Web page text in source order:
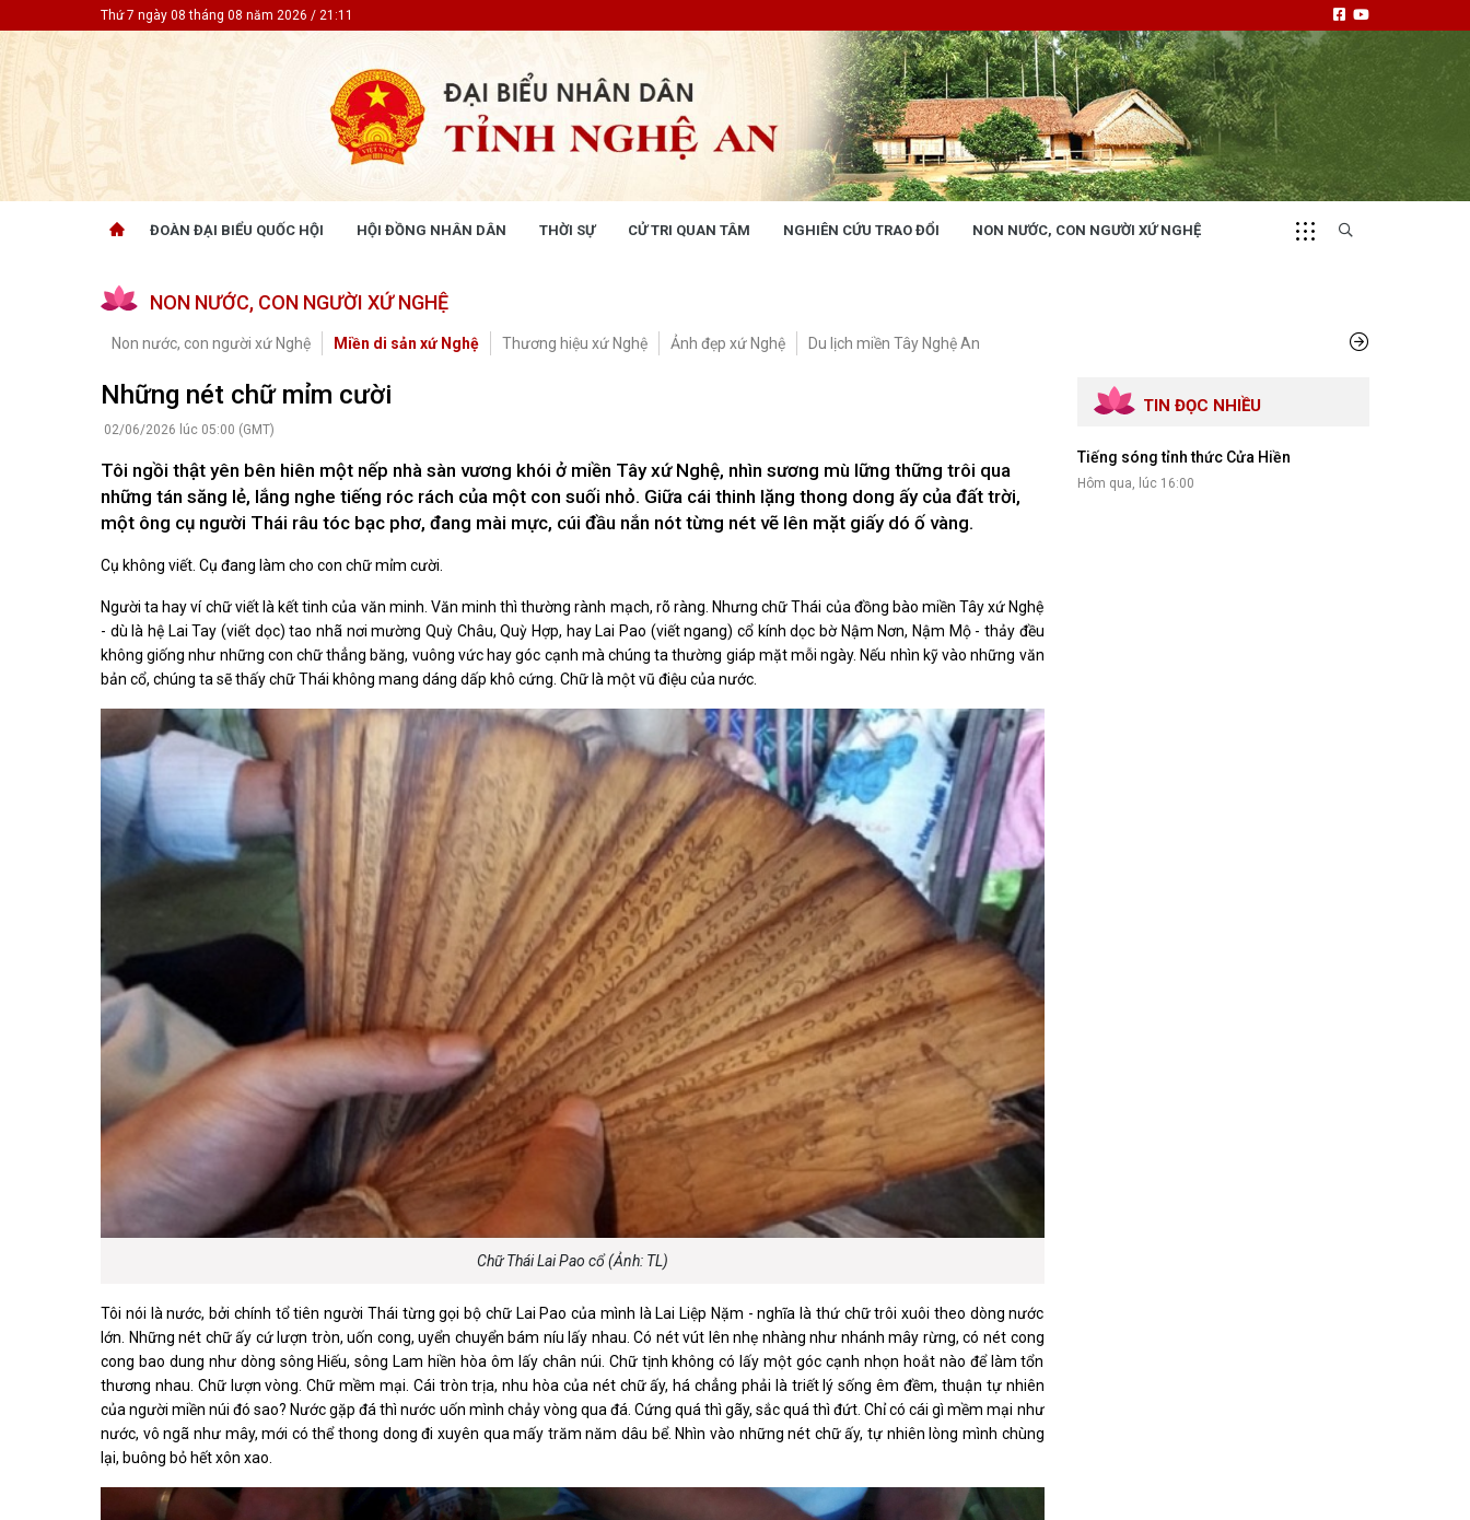
Thứ 7 ngày 08 tháng 08 năm 2026 / 21:11
ĐOÀN ĐẠI BIỂU QUỐC HỘI HỘI ĐỒNG NHÂN DÂN THỜI SỰ CỬ TRI QUAN TÂM NGHIÊN CỨU TRAO ĐỔI NON NƯỚC, CON NGƯỜI XỨ NGHỆ
Tin hoạt động
Tài liệu giám sát, khảo sát
Tin hoạt động
Tin hoạt động Văn phòng
Tin hoạt động Đảng, đoàn thể
CỬ TRI QUAN TÂM
Kiến nghị của cử tri với Đoàn ĐBQH tỉnh
Kiến nghị của cử tri với HĐND tỉnh
Văn bản tổng hợp trả lời KNCT
GÓP Ý XÂY DỰNG CHÍNH SÁCH,
PHÁP LUẬT
Góp ý xây dựng Chính Sách, Pháp Luật
XÂY DỰNG NÔNG THÔN MỚI
Xây dựng nông thôn mới
NHỊP CẦU ĐẦU TƯ
Nhịp cầu đầu tư
NGHIÊN CỨU - TRAO ĐỔI
Nghiên cứu - trao đổi
Kiến giải Nghệ An
NON NƯỚC, CON NGƯỜI XỨ NGHỆ
Miền di sản xứ Nghệ
Non nước, con người xứ Nghệ
Thương hiệu xứ Nghệ
Du lịch miền Tây Nghệ An - tiềm năng và
giải pháp phát triển
Ảnh đẹp xứ Nghệ
NHÌN RA TỈNH BẠN, XÃ BẠN
Nhìn ra tỉnh bạn, xã bạn
CUỘC SỐNG THƯỜNG NGÀY
Cuộc sống thường ngày
QUẢNG BÁ THƯƠNG HIỆU
Quảng bá thương hiệu
LIÊN KẾT NGOÀI
Youtube ĐBND tỉnh Nghệ An
Fanpage ĐBND tỉnh Nghệ An
Cổng thông tin điện tử tỉnh Nghệ An
Cổng thông tin điện tử Quốc hội
Cơ sở dữ liệu quốc gia về văn bản pháp
luật
Báo Đại biểu nhân dân
NON NƯỚC, CON NGƯỜI XỨ NGHỆ
Non nước, con người xứ Nghệ Miền di sản xứ Nghệ Thương hiệu xứ Nghệ Ảnh đẹp xứ Nghệ Du lịch miền Tây Nghệ An
Những nét chữ mỉm cười
02/06/2026 lúc 05:00 (GMT)
Tôi ngồi thật yên bên hiên một nếp nhà sàn vương khói ở miền Tây xứ Nghệ, nhìn sương mù lững thững trôi qua
những tán săng lẻ, lắng nghe tiếng róc rách của một con suối nhỏ. Giữa cái thinh lặng thong dong ấy của đất trời,
một ông cụ người Thái râu tóc bạc phơ, đang mài mực, cúi đầu nắn nót từng nét vẽ lên mặt giấy dó ố vàng.
Cụ không viết. Cụ đang làm cho con chữ mỉm cười.
Người ta hay ví chữ viết là kết tinh của văn minh. Văn minh thì thường rành mạch, rõ ràng. Nhưng chữ Thái của đồng bào miền Tây xứ Nghệ
- dù là hệ Lai Tay (viết dọc) tao nhã nơi mường Quỳ Châu, Quỳ Hợp, hay Lai Pao (viết ngang) cổ kính dọc bờ Nậm Nơn, Nậm Mộ - thảy đều
không giống như những con chữ thẳng băng, vuông vức hay góc cạnh mà chúng ta thường giáp mặt mỗi ngày. Nếu nhìn kỹ vào những văn
bản cổ, chúng ta sẽ thấy chữ Thái không mang dáng dấp khô cứng. Chữ là một vũ điệu của nước.
Chữ Thái Lai Pao cổ (Ảnh: TL)
Tôi nói là nước, bởi chính tổ tiên người Thái từng gọi bộ chữ Lai Pao của mình là Lai Liệp Nặm - nghĩa là thứ chữ trôi xuôi theo dòng nước
lớn. Những nét chữ ấy cứ lượn tròn, uốn cong, uyển chuyển bám níu lấy nhau. Có nét vút lên nhẹ nhàng như nhánh mây rừng, có nét cong
cong bao dung như dòng sông Hiếu, sông Lam hiền hòa ôm lấy chân núi. Chữ tịnh không có lấy một góc cạnh nhọn hoắt nào để làm tổn
thương nhau. Chữ lượn vòng. Chữ mềm mại. Cái tròn trịa, nhu hòa của nét chữ ấy, há chẳng phải là triết lý sống êm đềm, thuận tự nhiên
của người miền núi đó sao? Nước gặp đá thì nước uốn mình chảy vòng qua đá. Cứng quá thì gãy, sắc quá thì đứt. Chỉ có cái gì mềm mại như
nước, vô ngã như mây, mới có thể thong dong đi xuyên qua mấy trăm năm dâu bể. Nhìn vào những nét chữ ấy, tự nhiên lòng mình chùng
lại, buông bỏ hết xôn xao.
TIN ĐỌC NHIỀU
Tiếng sóng tỉnh thức Cửa Hiền
Hôm qua, lúc 16:00